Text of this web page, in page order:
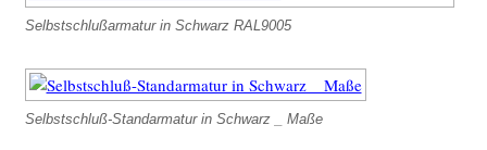
Selbstschlußarmatur in Schwarz RAL9005
Selbstschluß-Standarmatur in Schwarz _ Maße